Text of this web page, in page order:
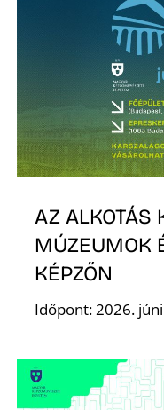
AZ ALKOTÁS
MÚZEUMOK
KÉPZŐN
Időpont: 2026.